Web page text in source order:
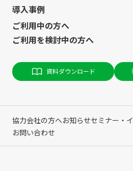
導入事例
ご利用中の方へ
ご利用を検討中の方へ
資料ダウンロード
協力会社の方へお知らせセミナー・
お問い合わせ